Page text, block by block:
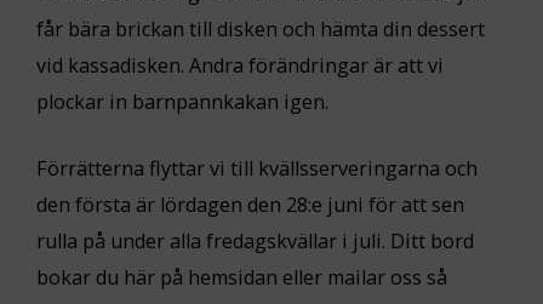
får bära brickan till disken och hämta din dessert
vid kassadisken. Andra förändringar är att vi
plockar in barnpannkakan igen.
Förrätterna flyttar vi till kvällsserveringarna och
den första är lördagen den 28:e juni för att sen
rulla på under alla fredagskvällar i juli. Ditt bord
bokar du här på hemsidan eller mailar oss så